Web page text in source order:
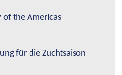
of the Americas
für die Zuchtsaison